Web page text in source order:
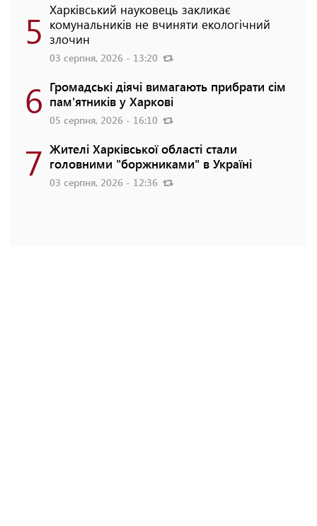
5 Харківський науковець закликає
комунальників не вчиняти екологічний
злочин
03 серпня, 2026 - 13:20
6 Громадські діячі вимагають прибрати сім
пам'ятників у Харкові
05 серпня, 2026 - 16:10
7 Жителі Харківської області стали
головними "боржниками" в Україні
03 серпня, 2026 - 12:36